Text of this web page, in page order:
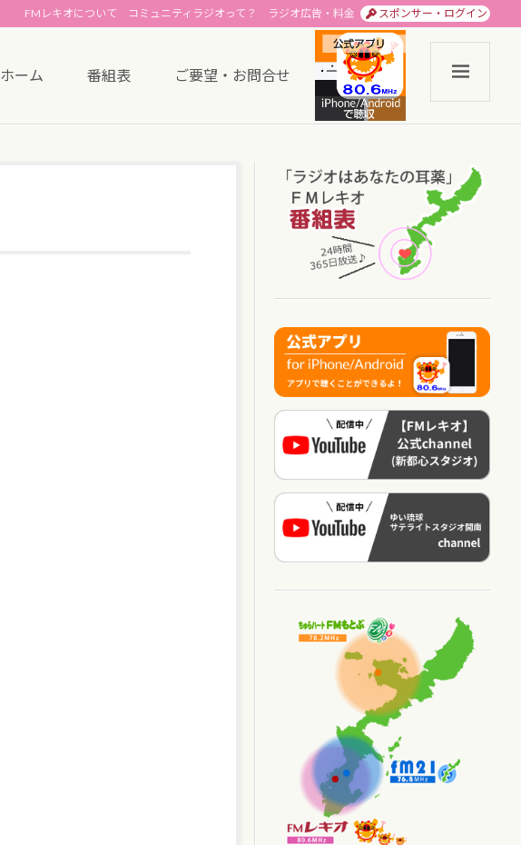
スポンサー・ログイン
ラジオ広告・料金
コミュニティラジオって？
FMレキオについて
ホーム 番組表 ご要望・お問合せ